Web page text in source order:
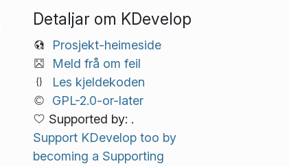
Detaljar om KDevelop
Prosjekt-heimeside
Meld frå om feil
Les kjeldekoden
GPL-2.0-or-later
Supported by: .
Support KDevelop too by
becoming a Supporting